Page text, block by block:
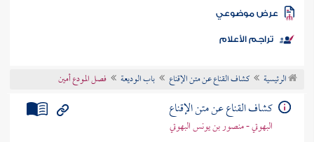
الكتب
موضوعي
تراجم الأعلام
الرئيسية كشاف القناع عن متن الإقناع باب الوديعة فصل المودع أمين
كشاف القناع عن متن الإقناع
البهوتي - منصور بن يونس البهوتي